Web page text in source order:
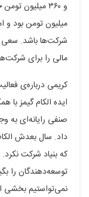
شرکت‌ها باشد. سعی
مالی را برای
کریمی درباره‌ی
ایده الکام گیمز با
صنفی رایانه‌ای به
داد. سال بعدش
که بنیاد شرکت
توسعه‌دهندگان را
نمی‌تواستیم بخشی از